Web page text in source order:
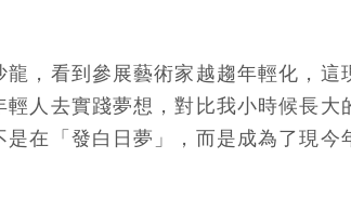
龍，看到參展藝術家越趨年輕化，這
人去實踐夢想，對比我小時候長大
是在「發白日夢」，而是成為了現今